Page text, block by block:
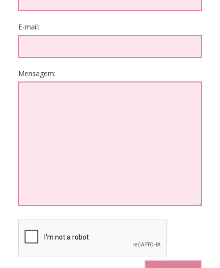
E-mail:
Mensagem: